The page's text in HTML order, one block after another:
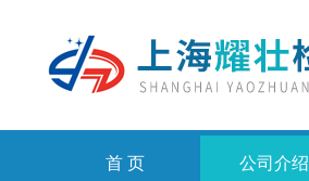
首 页 公司介绍